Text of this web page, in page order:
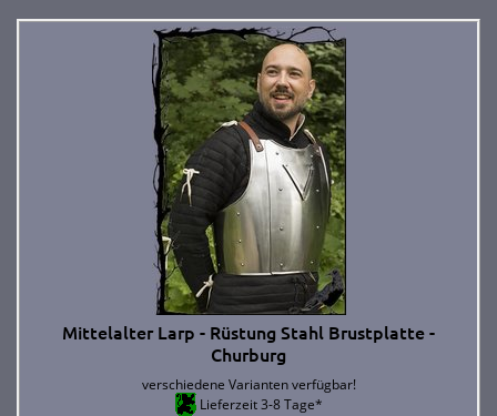
Mittelalter Larp - Rüstung Stahl Brustplatte -
Churburg
verschiedene Varianten verfügbar!
Lieferzeit 3-8 Tage*